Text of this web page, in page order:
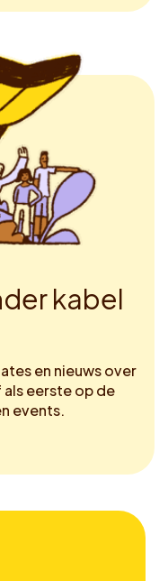
kabel
en nieuws over
eerste op de
events.